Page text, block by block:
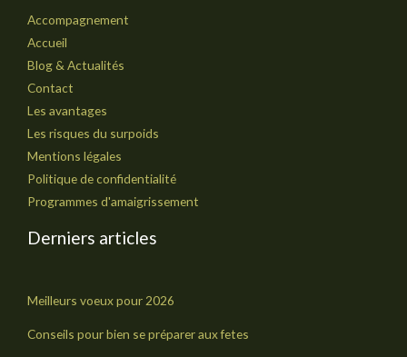
Accompagnement
Accueil
Blog & Actualités
Contact
Les avantages
Les risques du surpoids
Mentions légales
Politique de confidentialité
Programmes d'amaigrissement
Derniers articles
Meilleurs voeux pour 2026
Conseils pour bien se préparer aux fetes